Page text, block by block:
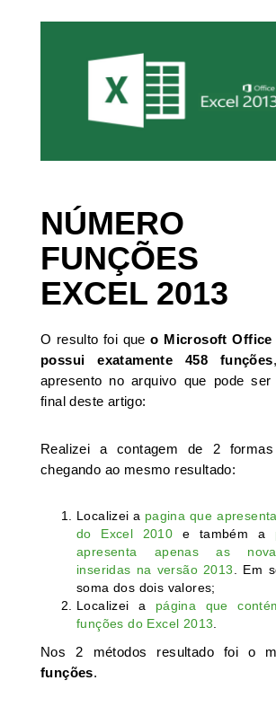
NÚMERO
FUNÇÕES
EXCEL 2013
O resulto foi queo Microsoft Office
possui exatamente 458 funções
apresento no arquivo que pode ser
final deste artigo:
Realizei a contagem de 2 formas
chegando ao mesmo resultado:
Localizei a pagina que
do Excel 2010 e também a
apresenta apenas as
inseridas na versão 2013 . Em
soma dos dois valores;
Localizei a página que
funções do Excel 2013
Nos 2 métodos resultado foi o
funções.